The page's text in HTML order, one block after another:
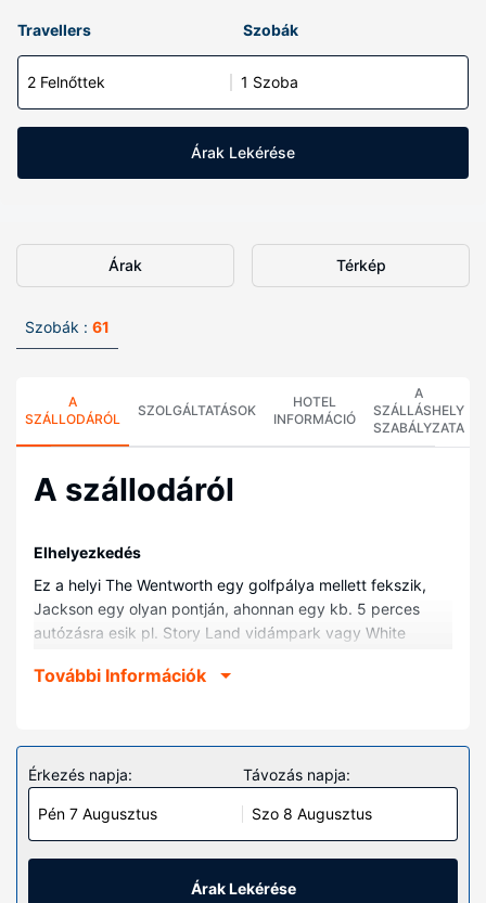
Travellers Szobák
2 Felnőttek 1 Szoba
Árak Lekérése
Árak Térkép
Szobák : 61
A
SZÁLLODÁRÓL
SZOLGÁLTATÁSOK
HOTEL
INFORMÁCIÓ
A
SZÁLLÁSHELY
SZABÁLYZATA
A szállodáról
Elhelyezkedés
Ez a helyi The Wentworth egy golfpálya mellett fekszik,
Jackson egy olyan pontján, ahonnan egy kb. 5 perces
autózásra esik pl. Story Land vidámpark vagy White
lehetőséget biztosító hotel kb. 5,7 km-re található Saco-
Ezen a szálláshelyen igazán otthon érezheti majd magát
a(z) 61 egyedi dekorációval kialakított szoba egyikében.
Ingyenes vezeték nélküli internet-hozzáférés és a
televíziókon nézhető műholdas csatornák kínálata mind a
vendégek kikapcsolódását szolgálja. A fürdőszobák
mindegyikében van fürdőkád vagy zuhanyzó és hajszárító
További Információk
Érkezés napja:
Pén 7 Augusztus
Távozás napja:
Szo 8 Augusztus
Árak Lekérése